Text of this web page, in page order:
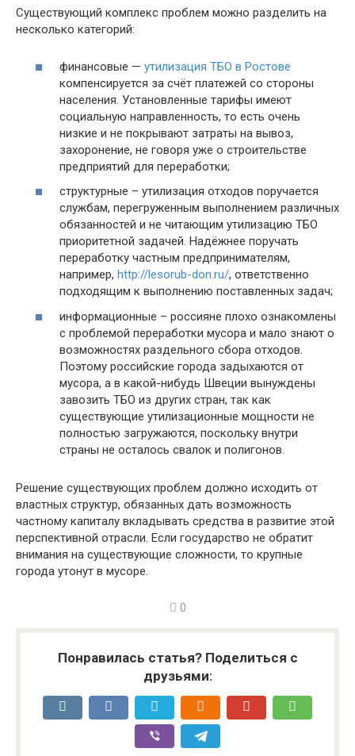
Существующий комплекс проблем можно разделить на
несколько категорий:
финансовые — утилизация ТБО в Ростове
компенсируется за счёт платежей со стороны
населения. Установленные тарифы имеют
социальную направленность, то есть очень
низкие и не покрывают затраты на вывоз,
захоронение, не говоря уже о строительстве
предприятий для переработки;
структурные – утилизация отходов поручается
службам, перегруженным выполнением различных
обязанностей и не читающим утилизацию ТБО
приоритетной задачей. Надёжнее поручать
переработку частным предпринимателям,
например, http://lesorub-don.ru/, ответственно
подходящим к выполнению поставленных задач;
информационные – россияне плохо ознакомлены
с проблемой переработки мусора и мало знают о
возможностях раздельного сбора отходов.
Поэтому российские города задыхаются от
мусора, а в какой-нибудь Швеции вынуждены
завозить ТБО из других стран, так как
существующие утилизационные мощности не
полностью загружаются, поскольку внутри
страны не осталось свалок и полигонов.
Решение существующих проблем должно исходить от
властных структур, обязанных дать возможность
частному капиталу вкладывать средства в развитие этой
перспективной отрасли. Если государство не обратит
внимания на существующие сложности, то крупные
города утонут в мусоре.
0
Понравилась статья? Поделиться с
друзьями: